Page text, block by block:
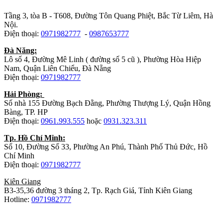
Tầng 3, tòa B - T608, Đường Tôn Quang Phiệt, Bắc Từ Liêm, Hà
Nội.
Điện thoại: 0971982777 - 0987653777
Đà Năng:
Lô số 4, Đường Mê Linh ( đường số 5 cũ ), Phường Hòa Hiệp
Nam, Quận Liên Chiểu, Đà Nẵng
Điện thoại: 0971982777
Hải Phòng:
Số nhà 155 Đường Bạch Đằng, Phường Thượng Lý, Quận Hồng
Bàng, TP. HP
Điện thoại: 0961.993.555 hoặc 0931.323.311
Tp. Hồ Chí Minh:
Số 10, Đường Số 33, Phường An Phú, Thành Phố Thủ Đức, Hồ
Chí Minh
Điện thoại: 0971982777
Kiên Giang
B3-35,36 đường 3 tháng 2, Tp. Rạch Giá, Tỉnh Kiên Giang
Hotline: 0971982777